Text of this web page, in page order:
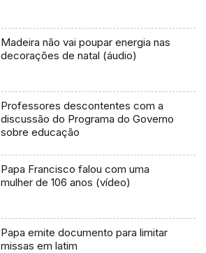
Madeira não vai poupar energia nas
decorações de natal (áudio)
Professores descontentes com a
discussão do Programa do Governo
sobre educação
Papa Francisco falou com uma
mulher de 106 anos (vídeo)
Papa emite documento para limitar
missas em latim